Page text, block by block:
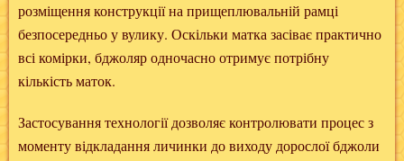
розміщення конструкції на прищеплювальній рамці
безпосередньо у вулику. Оскільки матка засіває практично
всі комірки, бджоляр одночасно отримує потрібну
кількість маток.
Застосування технології дозволяє контролювати процес з
моменту відкладання личинки до виходу дорослої бджоли